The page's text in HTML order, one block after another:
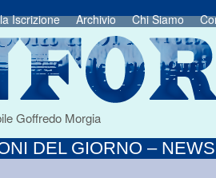
Iscrizione Archivio Chi Siamo
Goffredo Morgia
DEL GIORNO –